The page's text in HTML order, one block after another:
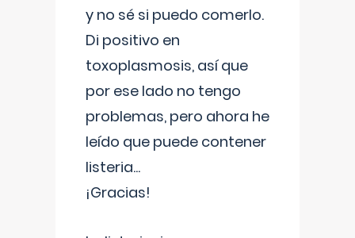
y no sé si puedo comerlo.
Di positivo en
toxoplasmosis, así que
por ese lado no tengo
problemas, pero ahora he
leído que puede contener
listeria...
¡Gracias!